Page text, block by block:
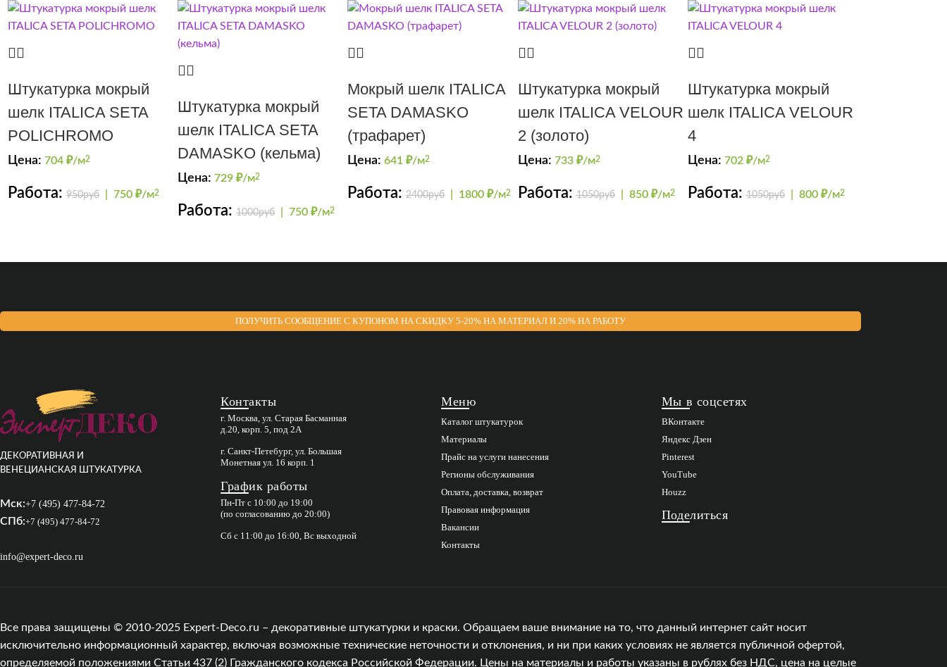
Штукатурка мокрый
шелк ITALICA SETA
POLICHROMO
Цена: 704 ₽/м2
Работа: 950руб 750 ₽/м2
Штукатурка мокрый
шелк ITALICA SETA
DAMASKO (кельма)
Цена:729₽/м2
Работа:1000руб 750 ₽/м2
Мокрый шелк ITALICA
SETA DAMASKO
(трафарет)
Цена:641₽/м2
Работа:2400руб| 1800 ₽/м2
Штукатурка мокрый
шелк ITALICA VELOUR
2 (золото)
Цена: 733 ₽/м2
Работа:1050руб| 850 ₽/м2
Штукатурка мокрый
шелк ITALICA VELOUR
4
Цена: 702 ₽/м2
Работа: 1050руб| 800 ₽/м2
ПОЛУЧИТЬ СООБЩЕНИЕ С КУПОНОМ НА СКИДКУ 5-20% НА МАТЕРИАЛ И 20% НА РАБОТУ
ДЕКОРАТИВНАЯ И
ВЕНЕЦИАНСКАЯ ШТУКАТУРКА
Мск:+7 (495) 477-84-72
СПб:+7 (495) 477-84-72
info@expert-deco.ru
Контакты
г. Москва, ул. Старая Басманная
д.20, корп. 5, под 2А
г. Санкт-Петебург, ул. Большая
Монетная ул. 16 корп. 1
График работы
Пн-Пт с 10:00 до 19:00
(по согласованию до 20:00)
Сб с 11:00 до 16:00, Вс выходной
Меню
Каталог штукатурок
Материалы
Прайс на услуги нанесения
Регионы обслуживания
Оплата, доставка, возврат
Правовая информация
Вакансии
Контакты
Мы в соцсетях
ВКонтакте
Яндекс Дзен
Pinterest
YouTube
Houzz
Поделиться
Все права защищены © 2010-2025 Expert-Deco.ru – декоративные штукатурки и краски. Обращаем ваше внимание на то, что данный интернет сайт носит
исключительно информационный характер, включая возможные технические неточности и отклонения, и ни при каких условиях не является публичной офертой,
определяемой положениями Статьи 437 (2) Гражданского кодекса Российской Федерации. Цены на материалы и работы указаны в рублях без НДС, цена на целые